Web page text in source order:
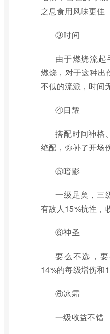
之息食用风味更佳
③时间
由于燃烧流起
燃烧，对于这种出
不低的流派，时间
④日耀
搭配时间神格
绝配，弥补了开场
⑤暗影
一级足矣，三
有敌人15%抗性，
⑥神圣
要么不选，
14%的每级增伤和
⑥冰霜
一级收益不错